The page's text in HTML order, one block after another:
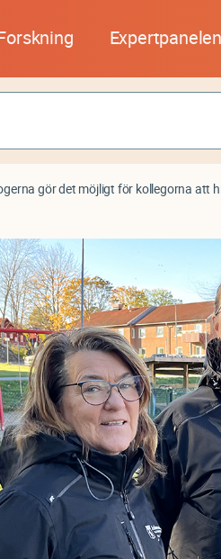
Expertpanelen
gör det möjligt för kollegorna att